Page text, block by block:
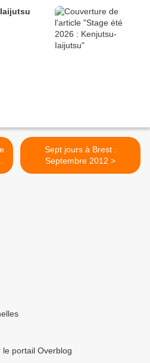
Sept jours à Brest :
Septembre 2012 >
portail Overblog